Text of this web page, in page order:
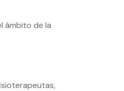
ámbito de la